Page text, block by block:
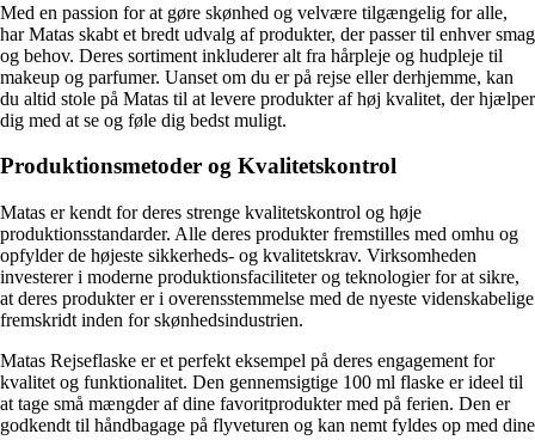
Med en passion for at gøre skønhed og velvære tilgængelig for alle,
har Matas skabt et bredt udvalg af produkter, der passer til enhver smag
og behov. Deres sortiment inkluderer alt fra hårpleje og hudpleje til
makeup og parfumer. Uanset om du er på rejse eller derhjemme, kan
du altid stole på Matas til at levere produkter af høj kvalitet, der hjælper
dig med at se og føle dig bedst muligt.
Produktionsmetoder og Kvalitetskontrol
Matas er kendt for deres strenge kvalitetskontrol og høje
produktionsstandarder. Alle deres produkter fremstilles med omhu og
opfylder de højeste sikkerheds- og kvalitetskrav. Virksomheden
investerer i moderne produktionsfaciliteter og teknologier for at sikre,
at deres produkter er i overensstemmelse med de nyeste videnskabelige
fremskridt inden for skønhedsindustrien.
Matas Rejseflaske er et perfekt eksempel på deres engagement for
kvalitet og funktionalitet. Den gennemsigtige 100 ml flaske er ideel til
at tage små mængder af dine favoritprodukter med på ferien. Den er
godkendt til håndbagage på flyveturen og kan nemt fyldes op med dine